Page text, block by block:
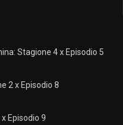
Stagione 4 x Episodio 5
2 x Episodio 8
Episodio 9